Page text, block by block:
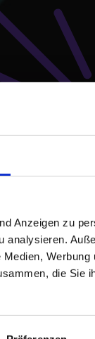
Anzeigen zu
analysieren.
die Sie